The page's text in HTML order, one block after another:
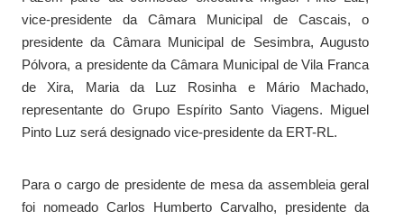
vice-presidente da Câmara Municipal de Cascais, o
presidente da Câmara Municipal de Sesimbra, Augusto
Pólvora, a presidente da Câmara Municipal de Vila Franca
de Xira, Maria da Luz Rosinha e Mário Machado,
representante do Grupo Espírito Santo Viagens. Miguel
Pinto Luz será designado vice-presidente da ERT-RL.
Para o cargo de presidente de mesa da assembleia geral
foi nomeado Carlos Humberto Carvalho, presidente da